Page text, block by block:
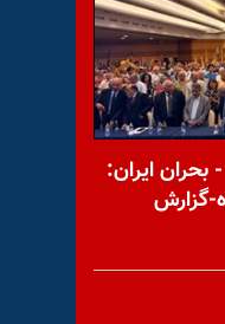
!
بحران ایران:
گزارش